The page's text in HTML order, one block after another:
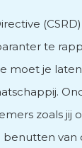
te
moet je
zoals jij
van